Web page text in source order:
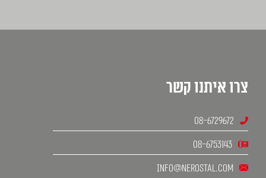
צרו איתנו קשר
08-6729672
08-6753143
info@nerostal.com